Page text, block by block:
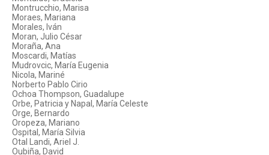
Montrucchio, Marisa
Moraes, Mariana
Morales, Iván
Moran, Julio César
Moraña, Ana
Moscardi, Matías
Mudrovcic, María Eugenia
Nicola, Mariné
Norberto Pablo Cirio
Ochoa Thompson, Guadalupe
Orbe, Patricia y Napal, María Celeste
Orge, Bernardo
Oropeza, Mariano
Ospital, María Silvia
Otal Landi, Ariel J.
Oubiña, David